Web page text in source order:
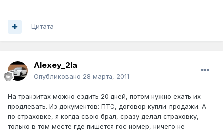
Цитата
Alexey_2la
Опубликовано 28 марта, 2011
На транзитах можно ездить 20 дней, потом нужно ехать их
продлевать. Из документов: ПТС, договор купли-продажи. А
по страховке, я когда свою брал, сразу делал страховку,
только в том месте где пишется гос номер, ничего не